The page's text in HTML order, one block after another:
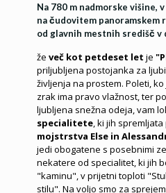
Na 780 m nadmorske višine,
na čudovitem panoramskem
od glavnih mestnih središč v
že več kot petdeset let je
priljubljena postojanka za
življenja na prostem. Poleti,
zrak ima pravo vlažnost, ter
ljubljena snežna odeja, vam
specialitete, ki jih
mojstrstva Else in
jedi obogatene s posebnimi
nekatere od specialitet, ki jih
"kaminu", v prijetni toploti
stilu". Na voljo smo za